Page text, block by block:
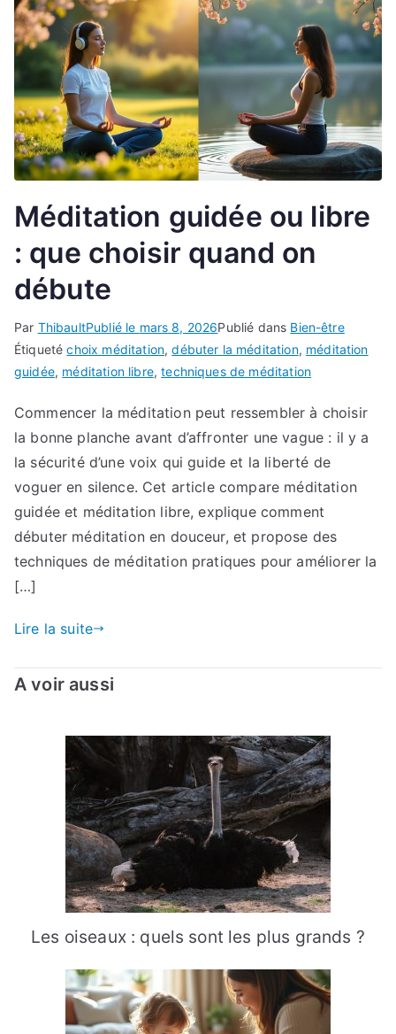
Méditation guidée ou libre
: que choisir quand on
débute
Par ThibaultPublié le mars 8, 2026Publié dans Bien-être
Étiquetéchoix méditation,débuter la méditation, méditation
guidée, méditation libre,techniques de méditation
Commencer la méditation peut ressembler à choisir
la bonne planche avant d’affronter une vague : il y a
la sécurité d’une voix qui guide et la liberté de
voguer en silence. Cet article compare méditation
guidée et méditation libre, explique comment
débuter méditation en douceur, et propose des
techniques de méditation pratiques pour améliorer la
[…]
Lire la suite
A voir aussi
Les oiseaux : quels sont les plus grands ?